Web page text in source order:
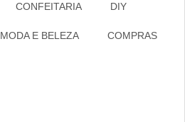
CONFEITARIA DIY
MODA E BELEZA COMPRAS